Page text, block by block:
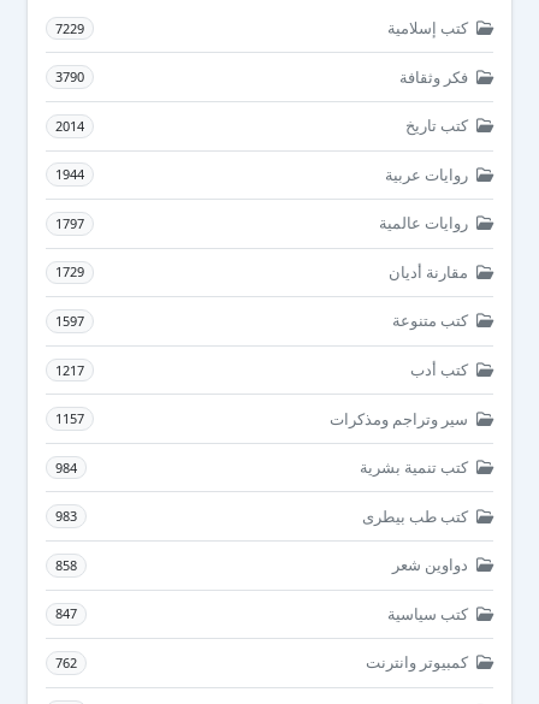
كتب إسلامية 7229
فكر وثقافة 3790
كتب تاريخ 2014
روايات عربية 1944
روايات عالمية 1797
مقارنة أديان 1729
كتب متنوعة 1597
كتب أدب 1217
سير وتراجم ومذكرات 1157
كتب تنمية بشرية 984
كتب طب بيطرى 983
دواوين شعر 858
كتب سياسية 847
كمبيوتر وانترنت 762